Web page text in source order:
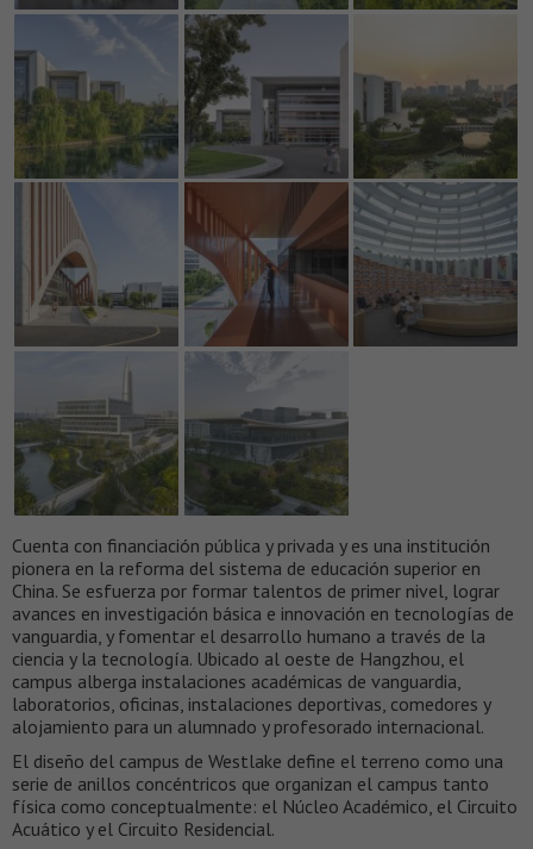
Cuenta con financiación pública y privada y es una institución
pionera en la reforma del sistema de educación superior en
China. Se esfuerza por formar talentos de primer nivel, lograr
avances en investigación básica e innovación en tecnologías de
vanguardia, y fomentar el desarrollo humano a través de la
ciencia y la tecnología. Ubicado al oeste de Hangzhou, el
campus alberga instalaciones académicas de vanguardia,
laboratorios, oficinas, instalaciones deportivas, comedores y
alojamiento para un alumnado y profesorado internacional.
El diseño del campus de Westlake define el terreno como una
serie de anillos concéntricos que organizan el campus tanto
física como conceptualmente: el Núcleo Académico, el Circuito
Acuático y el Circuito Residencial.